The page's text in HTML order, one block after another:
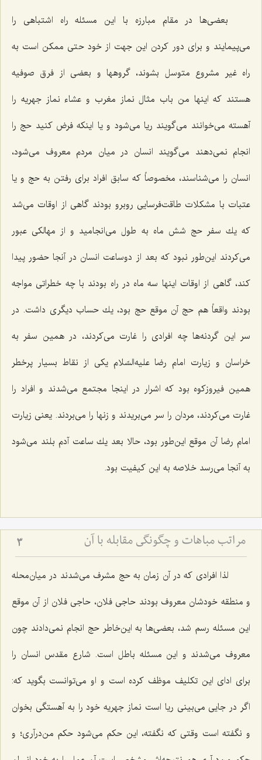
بعضی‌ها در مقام مبارزه با این مسئله راه اشتباهی را
می‌پیمایند و برای دور كردن این جهت از خود حتی ممكن است به
راه غیر مشروع متوسل بشوند، گروهها و بعضی از فرق صوفیه
هستند كه اینها من باب مثال نماز مغرب و عشاء نماز جهریه را
آهسته می‌خوانند می‌گویند ریا می‌شود و یا اینكه فرض كنید حج را
انجام نمی‌دهند می‌گویند انسان در میان مردم معروف می‌شود،
انسان را می‌شناسند، مخصوصاً كه سابق افراد برای رفتن به حج و یا
عتبات با مشكلات طاقت‌فرسایی روبرو بودند گاهی از اوقات می‌شد
كه یك سفر حج شش ماه به طول می‌انجامید و از مهالكی عبور
می‌كردند این‌طور نبود كه بعد از دوساعت انسان در آنجا حضور پیدا
كند، گاهی از اوقات اینها سه ماه در راه بودند با چه خطراتی مواجه
بودند واقعاً هم حج آن موقع حج بود، یك حساب دیگری داشت. در
سر این گردنه‌ها چه افرادی را غارت می‌كردند، در همین سفر به
خراسان و زیارت امام رضا علیه‌السّلام یكی از نقاط بسیار پرخطر
همین فیروزكوه بود كه اشرار در اینجا مجتمع می‌شدند و افراد را
غارت می‌كردند، مردان را سر می‌بریدند و زنها را می‌بردند. یعنی زیارت
امام رضا آن موقع این‌طور بود، حالا بعد یك ساعت آدم بلند می‌شود
به آنجا می‌رسد خلاصه به این كیفیت بود.
مراتب مباهات و چگونگى مقابله با آن‏ 3
لذا افرادی كه در آن زمان به حج مشرف می‌شدند در میان‌محله
و منطقه خودشان معروف بودند حاجی فلان، حاجی فلان از آن موقع
این مسئله رسم شد، بعضی‌ها به این‌خاطر حج انجام نمی‌دادند چون
معروف می‌شدند و این مسئله باطل است. شارع مقدس انسان را
برای ادای این تكلیف موظف كرده است و او می‌توانست بگوید كه:
اگر در جایی می‌بینی ریا است نماز جهریه خود را به آهستگی بخوان
و نگفته است وقتی كه نگفته، این حكم می‌شود حكم من‌درآری؛ و